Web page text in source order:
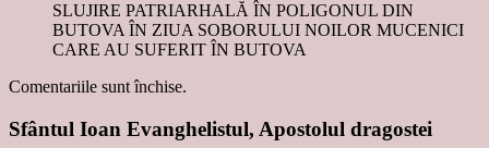
SLUJIRE PATRIARHALĂ ÎN POLIGONUL DIN
BUTOVA ÎN ZIUA SOBORULUI NOILOR MUCENICI
CARE AU SUFERIT ÎN BUTOVA
Comentariile sunt închise.
Sfântul Ioan Evanghelistul, Apostolul dragostei